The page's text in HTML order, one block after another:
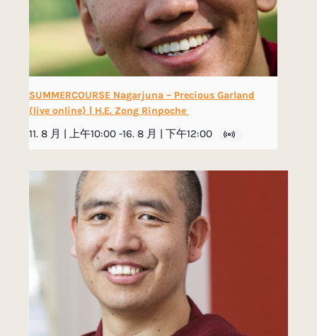
SUMMERCOURSE Nagarjuna – Precious Garland
(live online) | H.E. Zong Rinpoche
11. 8 月 | 上午10:00 -16. 8 月 | 下午12:00